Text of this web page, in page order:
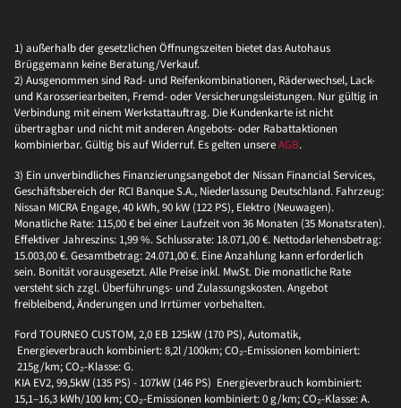
1) außerhalb der gesetzlichen Öffnungszeiten bietet das Autohaus
Brüggemann keine Beratung/Verkauf.
2) Ausgenommen sind Rad- und Reifenkombinationen, Räderwechsel, Lack-
und Karosseriearbeiten, Fremd- oder Versicherungsleistungen. Nur gültig in
Verbindung mit einem Werkstattauftrag. Die Kundenkarte ist nicht
übertragbar und nicht mit anderen Angebots- oder Rabattaktionen
kombinierbar. Gültig bis auf Widerruf. Es gelten unsereAGB.
3) Ein unverbindliches Finanzierungsangebot der Nissan Financial Services,
Geschäftsbereich der RCI Banque S.A., Niederlassung Deutschland. Fahrzeug:
Nissan MICRA Engage, 40 kWh, 90 kW (122 PS), Elektro (Neuwagen).
Monatliche Rate: 115,00 € bei einer Laufzeit von 36 Monaten (35 Monatsraten).
Effektiver Jahreszins: 1,99 %. Schlussrate: 18.071,00 €. Nettodarlehensbetrag:
15.003,00 €. Gesamtbetrag: 24.071,00 €. Eine Anzahlung kann erforderlich
sein. Bonität vorausgesetzt. Alle Preise inkl. MwSt. Die monatliche Rate
versteht sich zzgl. Überführungs- und Zulassungskosten. Angebot
freibleibend, Änderungen und Irrtümer vorbehalten.
Ford TOURNEO CUSTOM, 2,0 EB 125kW (170 PS), Automatik,
Energieverbrauch kombiniert: 8,2l /100km; CO₂-Emissionen kombiniert:
215g/km; CO₂-Klasse: G.
KIA EV2, 99,5kW (135 PS) - 107kW (146 PS) Energieverbrauch kombiniert:
15,1–16,3 kWh/100 km; CO₂-Emissionen kombiniert: 0 g/km; CO₂-Klasse: A.